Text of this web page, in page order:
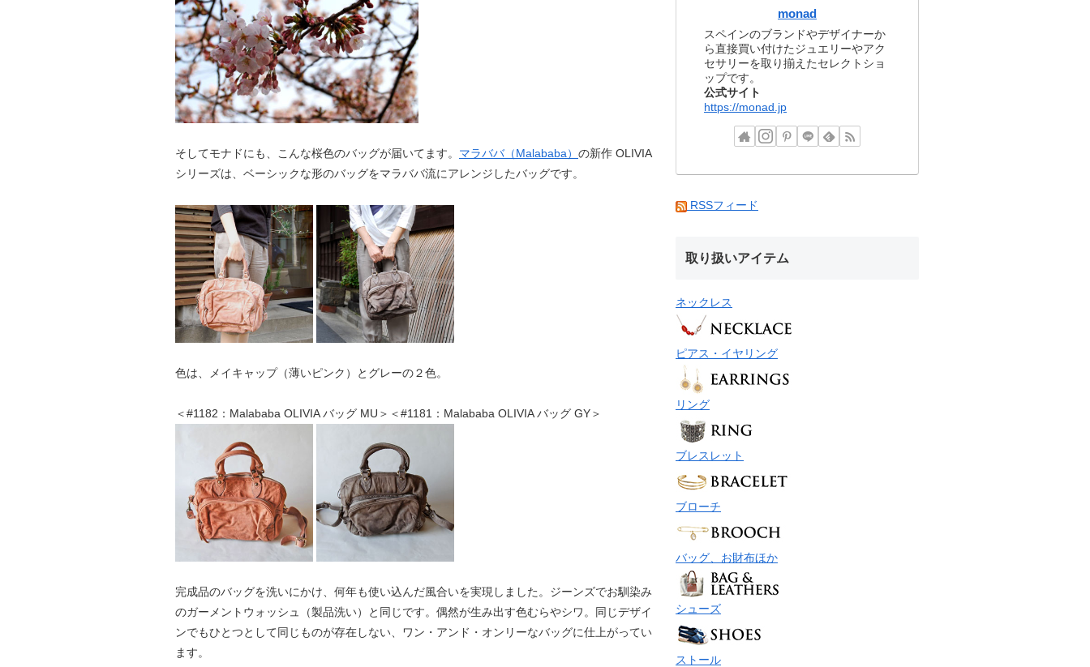
そしてモナドにも、こんな桜色のバッグが届いてます。 マラババ（Malababa） の新作 OLIVIA
シリーズは、ベーシックな形のバッグをマラババ流にアレンジしたバッグです。
色は、メイキャップ（薄いピンク）とグレーの２色。
＜#1182：Malababa OLIVIA バッグ MU＞＜#1181：Malababa OLIVIA バッグ GY＞
完成品のバッグを洗いにかけ、何年も使い込んだ風合いを実現しました。ジーンズでお馴染み
のガーメントウォッシュ（製品洗い）と同じです。偶然が生み出す色むらやシワ。同じデザイ
ンでもひとつとして同じものが存在しない、ワン・アンド・オンリーなバッグに仕上がってい
ます。
monad
スペインのブランドやデザイナーか
ら直接買い付けたジュエリーやアク
セサリーを取り揃えたセレクトショ
ップです。
公式サイト
https://monad.jp
RSSフィード
取り扱いアイテム
ネックレス
ピアス・イヤリング
リング
ブレスレット
ブローチ
バッグ、お財布ほか
シューズ
ストール